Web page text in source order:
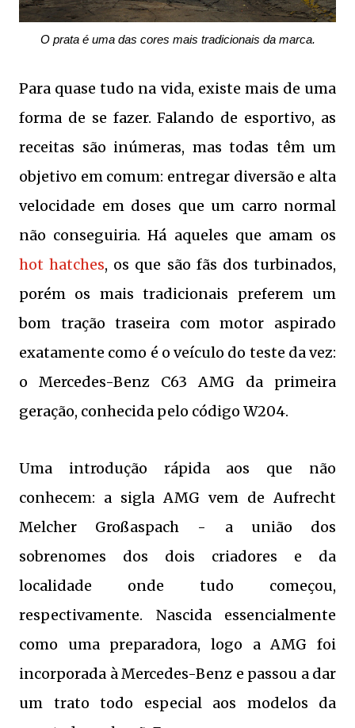
O prata é uma das cores mais tradicionais da marca.
Para quase tudo na vida, existe mais de uma
forma de se fazer. Falando de esportivo, as
receitas são inúmeras, mas todas têm um
objetivo em comum: entregar diversão e alta
velocidade em doses que um carro normal
não conseguiria. Há aqueles que amam os
hot hatches, os que são fãs dos turbinados,
porém os mais tradicionais preferem um
bom tração traseira com motor aspirado
exatamente como é o veículo do teste da vez:
o Mercedes-Benz C63 AMG da primeira
geração, conhecida pelo código W204.
Uma introdução rápida aos que não
conhecem: a sigla AMG vem de Aufrecht
Melcher Großaspach - a união dos
sobrenomes dos dois criadores e da
localidade onde tudo começou,
respectivamente. Nascida essencialmente
como uma preparadora, logo a AMG foi
incorporada à Mercedes-Benz e passou a dar
um trato todo especial aos modelos da